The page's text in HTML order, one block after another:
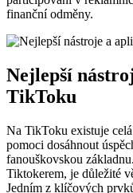
finanční odměny.
Nejlepší
TikToku
Na TikToku existuje
pomoci dosáhnout
fanouškovskou
Tiktokerem, je důležité
Jedním z klíčových